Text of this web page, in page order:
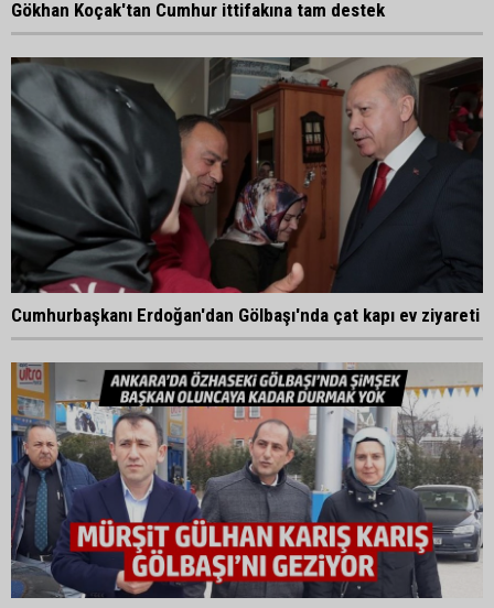
Gökhan Koçak'tan Cumhur ittifakına tam destek
Cumhurbaşkanı Erdoğan'dan Gölbaşı'nda çat kapı ev ziyareti